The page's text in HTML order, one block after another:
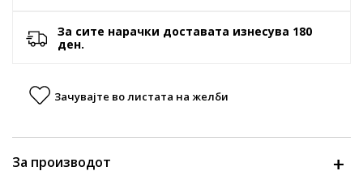
За сите нарачки доставата изнесува 180
ден.
Зачувајте во листата на желби
За производот